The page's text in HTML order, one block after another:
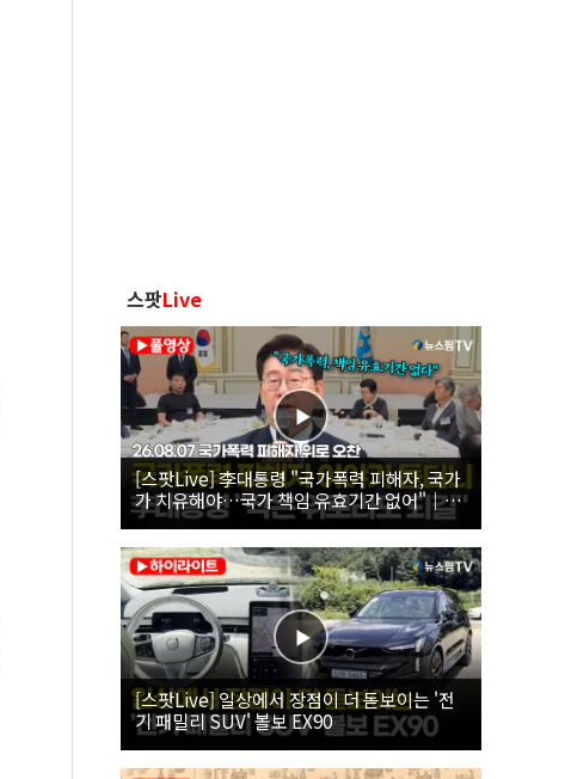
스팟Live
[스팟Live] 李대통령 "국가폭력 피해자, 국가
가 치유해야…국가 책임 유효기간 없어"｜
26.08.07 국가폭력 피해자 위로 오찬
[스팟Live] 일상에서 장점이 더 돋보이는 '전
기 패밀리 SUV' 볼보 EX90